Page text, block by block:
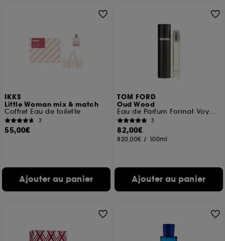
IKKS
Little Woman mix & match
Coffret Eau de toilette
3
55,00€
Ajouter au panier
TOM FORD
Oud Wood
Eau de Parfum Format Voyage
3
82,00€
820,00€ / 100ml
Ajouter au panier